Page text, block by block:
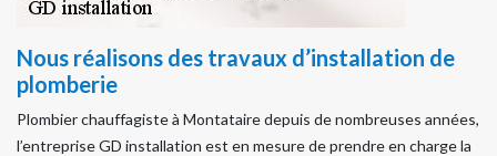
Nous réalisons des travaux d’installation de
plomberie
Plombier chauffagiste à Montataire depuis de nombreuses années,
l’entreprise GD installation est en mesure de prendre en charge la